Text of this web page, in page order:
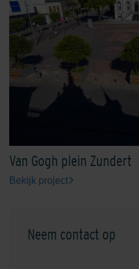
Engels Rood
Van Gogh plein Zundert
Bekijk project
Neem contact op